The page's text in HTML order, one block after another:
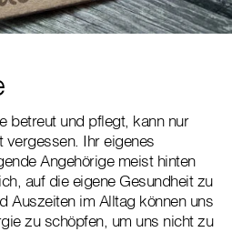
betreut und pflegt, kann nur
Ihr eigenes
Angehörige meist hinten
auf die eigene Gesundheit zu
Auszeiten im Alltag können uns
zu schöpfen, um uns nicht zu